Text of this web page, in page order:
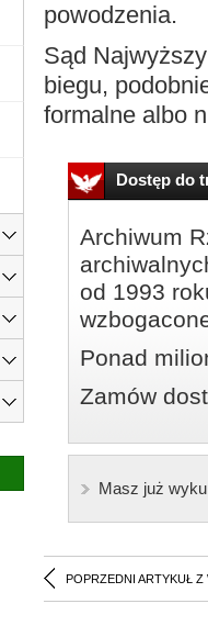
powodzenia.
Sąd
biegu,
formalne albo
Dostęp do
Archiwum
od 1993
Ponad
Zamów
Masz już
POPRZEDNI ARTYKUŁ Z